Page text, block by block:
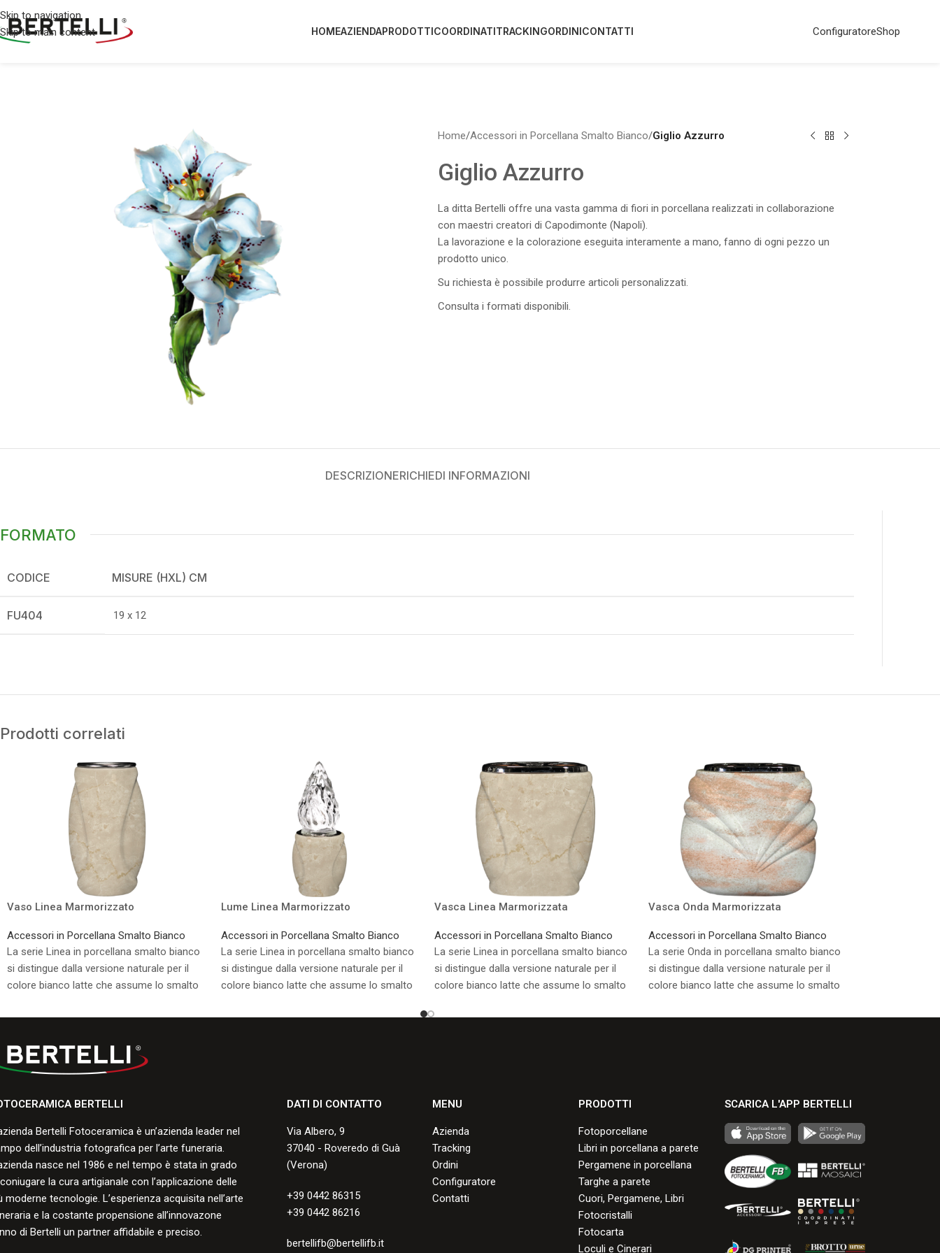
Skip to navigation
Skip to main content
HOMEAZIENDAPRODOTTICOORDINATITRACKINGORDINICONTATTI ConfiguratoreShop
Home/Accessori in Porcellana Smalto Bianco/Giglio Azzurro
Giglio Azzurro
La ditta Bertelli offre una vasta gamma di fiori in porcellana realizzati in collaborazione
con maestri creatori di Capodimonte (Napoli).
La lavorazione e la colorazione eseguita interamente a mano, fanno di ogni pezzo un
prodotto unico.
Su richiesta è possibile produrre articoli personalizzati.
Consulta i formati disponibili.
DESCRIZIONERICHIEDI INFORMAZIONI
FORMATO
CODICE MISURE (HXL) CM
FU404 19 x 12
Prodotti correlati
Vaso Linea Marmorizzato
Accessori in Porcellana Smalto Bianco
La serie Linea in porcellana smalto bianco
si distingue dalla versione naturale per il
colore bianco latte che assume lo smalto
Lume Linea Marmorizzato
Accessori in Porcellana Smalto Bianco
La serie Linea in porcellana smalto bianco
si distingue dalla versione naturale per il
colore bianco latte che assume lo smalto
Vasca Linea Marmorizzata
Accessori in Porcellana Smalto Bianco
La serie Linea in porcellana smalto bianco
si distingue dalla versione naturale per il
colore bianco latte che assume lo smalto
Vasca Onda Marmorizzata
Accessori in Porcellana Smalto Bianco
La serie Onda in porcellana smalto bianco
si distingue dalla versione naturale per il
colore bianco latte che assume lo smalto
BERTELLI
Bertelli Fotoceramica è un’azienda leader nel
dell’industria fotografica per l’arte funeraria.
nasce nel 1986 e nel tempo è stata in grado
la cura artigianale con l’applicazione delle
moderne tecnologie. L’esperienza acquisita nell’arte
e la costante propensione all’innovazone
di Bertelli un partner affidabile e preciso.
DATI DI CONTATTO
Via Albero, 9
37040 - Roveredo di Guà
(Verona)
+39 0442 86315
+39 0442 86216
bertellifb@bertellifb.it
MENU
Azienda
Tracking
Ordini
Configuratore
Contatti
PRODOTTI
Fotoporcellane
Libri in porcellana a parete
Pergamene in porcellana
Targhe a parete
Cuori, Pergamene, Libri
Fotocristalli
Fotocarta
Loculi e Cinerari
SCARICA L'APP BERTELLI